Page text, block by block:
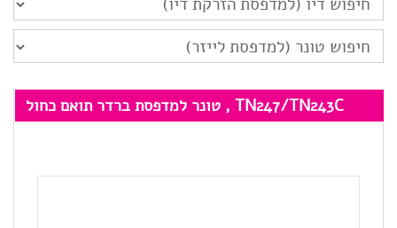
TN247/TN243C , טונר למדפסת ברדר תואם כחול